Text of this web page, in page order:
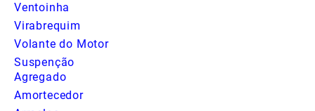
Ventoinha
Virabrequim
Volante do Motor
Suspenção
Agregado
Amortecedor